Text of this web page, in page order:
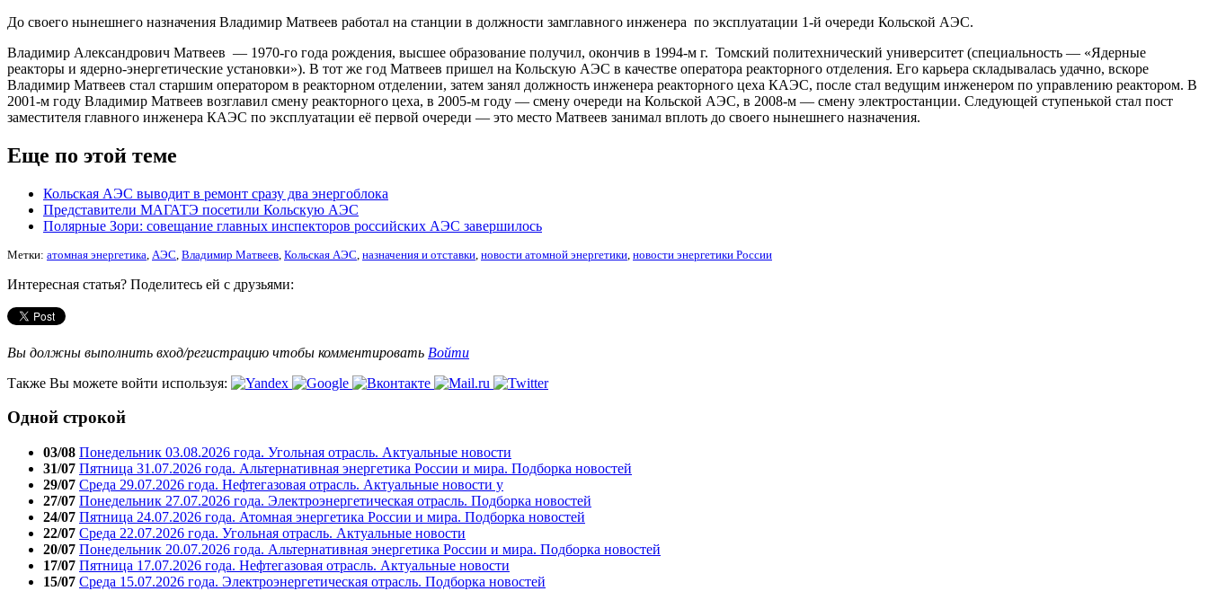
До своего нынешнего назначения Владимир Матвеев работал на станции в должности замглавного инженера по эксплуатации 1-й очереди Кольской АЭС.
Владимир Александрович Матвеев — 1970-го года рождения, высшее образование получил, окончив в 1994-м г. Томский политехнический университет (специальность — «Ядерные
реакторы и ядерно-энергетические установки»). В тот же год Матвеев пришел на Кольскую АЭС в качестве оператора реакторного отделения. Его карьера складывалась удачно, вскоре
Владимир Матвеев стал старшим оператором в реакторном отделении, затем занял должность инженера реакторного цеха КАЭС, после стал ведущим инженером по управлению реактором. В
2001-м году Владимир Матвеев возглавил смену реакторного цеха, в 2005-м году — смену очереди на Кольской АЭС, в 2008-м — смену электростанции. Следующей ступенькой стал пост
заместителя главного инженера КАЭС по эксплуатации её первой очереди — это место Матвеев занимал вплоть до своего нынешнего назначения.
Еще по этой теме
Кольская АЭС выводит в ремонт сразу два энергоблока
Представители МАГАТЭ посетили Кольскую АЭС
Полярные Зори: совещание главных инспекторов российских АЭС завершилось
Метки: атомная энергетика АЭС Владимир Матвеев Кольская АЭС назначения и отставки новости атомной энергетики новости энергетики России
Интересная статья? Поделитесь ей с друзьями:
Вы должны выполнить вход/регистрацию чтобы комментировать Войти
Также Вы можете войти используя:
Одной строкой
03/08 Понедельник 03.08.2026 года. Угольная отрасль. Актуальные новости
31/07 Пятница 31.07.2026 года. Альтернативная энергетика России и мира. Подборка новостей
29/07 Среда 29.07.2026 года. Нефтегазовая отрасль. Актуальные новости у
27/07 Понедельник 27.07.2026 года. Электроэнергетическая отрасль. Подборка новостей
24/07 Пятница 24.07.2026 года. Атомная энергетика России и мира. Подборка новостей
22/07 Среда 22.07.2026 года. Угольная отрасль. Актуальные новости
20/07 Понедельник 20.07.2026 года. Альтернативная энергетика России и мира. Подборка новостей
17/07 Пятница 17.07.2026 года. Нефтегазовая отрасль. Актуальные новости
15/07 Среда 15.07.2026 года. Электроэнергетическая отрасль. Подборка новостей